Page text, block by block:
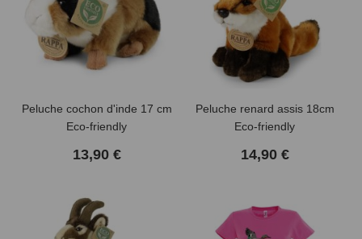
Peluche cochon d'inde 17 cm
Eco-friendly
13,90 €
Peluche renard assis 18cm
Eco-friendly
14,90 €